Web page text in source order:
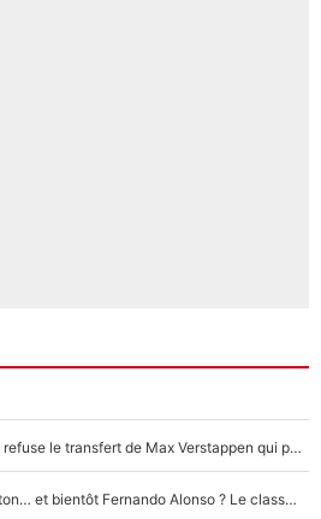
F1 - Une légende de McLaren refuse le transfert de Max Verstappen qui pourrait «faire des vagues» et plomber l'ambiance dans l'équipe
Max Verstappen, Lewis Hamilton… et bientôt Fernando Alonso ? Le classement des pilotes les mieux payés en Formule 1 risque de changer !